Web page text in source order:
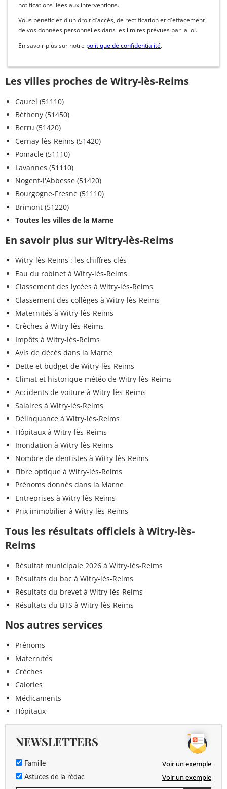
notifications liées aux interventions.
Vous bénéficiez d'un droit d'accès, de rectification et d'effacement
de vos données personnelles dans les limites prévues par la loi.
En savoir plus sur notre politique de confidentialité.
Les villes proches de Witry-lès-Reims
Caurel (51110)
Bétheny (51450)
Berru (51420)
Cernay-lès-Reims (51420)
Pomacle (51110)
Lavannes (51110)
Nogent-l'Abbesse (51420)
Bourgogne-Fresne (51110)
Brimont (51220)
Toutes les villes de la Marne
En savoir plus sur Witry-lès-Reims
Witry-lès-Reims : les chiffres clés
Eau du robinet à Witry-lès-Reims
Classement des lycées à Witry-lès-Reims
Classement des collèges à Witry-lès-Reims
Maternités à Witry-lès-Reims
Crèches à Witry-lès-Reims
Impôts à Witry-lès-Reims
Avis de décès dans la Marne
Dette et budget de Witry-lès-Reims
Climat et historique météo de Witry-lès-Reims
Accidents de voiture à Witry-lès-Reims
Salaires à Witry-lès-Reims
Délinquance à Witry-lès-Reims
Hôpitaux à Witry-lès-Reims
Inondation à Witry-lès-Reims
Nombre de dentistes à Witry-lès-Reims
Fibre optique à Witry-lès-Reims
Prénoms donnés dans la Marne
Entreprises à Witry-lès-Reims
Prix immobilier à Witry-lès-Reims
Tous les résultats officiels à Witry-lès-
Reims
Résultat municipale 2026 à Witry-lès-Reims
Résultats du bac à Witry-lès-Reims
Résultats du brevet à Witry-lès-Reims
Résultats du BTS à Witry-lès-Reims
Nos autres services
Prénoms
Maternités
Crèches
Calories
Médicaments
Hôpitaux
NEWSLETTERS
Famille Voir un exemple
Astuces de la rédac Voir un exemple